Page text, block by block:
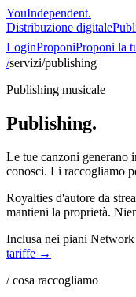
YouIndependent.
Distribuzione digitale
LoginProponiProponi la
/servizi/publishing
Publishing musicale
Publishing.
Le tue canzoni generano
conosci. Li raccogliamo
Royalties d'autore da
mantieni la proprietà.
Inclusa nei piani
tariffe →
/ cosa raccogliamo